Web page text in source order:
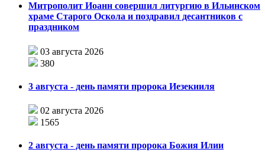
Митрополит Иоанн совершил литургию в Ильинском
храме Старого Оскола и поздравил десантников с
праздником
03 августа 2026
380
3 августа - день памяти пророка Иезекииля
02 августа 2026
1565
2 августа - день памяти пророка Божия Илии